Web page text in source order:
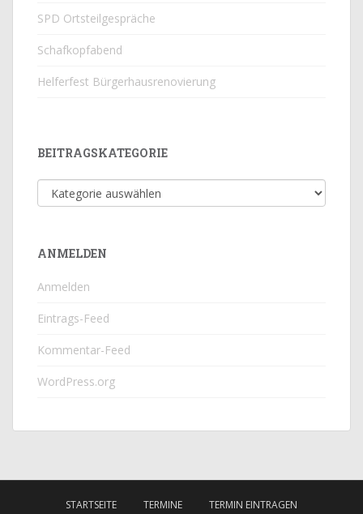
SPD Ortsteilgespräche
Schafkopfabend
Helferfest Bürgerhausrenovierung
BEITRAGSKATEGORIE
Beitragskategorie
ANMELDEN
Anmelden
Eintrags-Feed
Kommentar-Feed
WordPress.org
STARTSEITE TERMINE TERMIN EINTRAGEN